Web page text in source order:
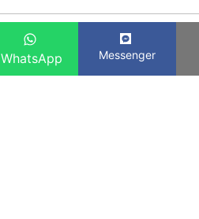
WhatsApp Messenger